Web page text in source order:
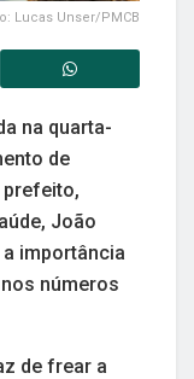
Lucas Unser/PMCB
na quarta-
de
prefeito,
João
importância
números
de frear a